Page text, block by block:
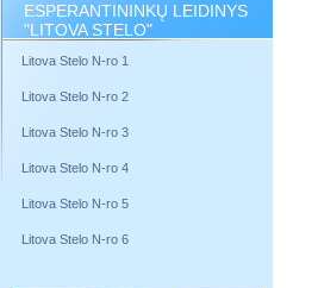
ESPERANTININKŲ LEIDINYS
"LITOVA STELO"
Litova Stelo N-ro 1
Litova Stelo N-ro 2
Litova Stelo N-ro 3
Litova Stelo N-ro 4
Litova Stelo N-ro 5
Litova Stelo N-ro 6